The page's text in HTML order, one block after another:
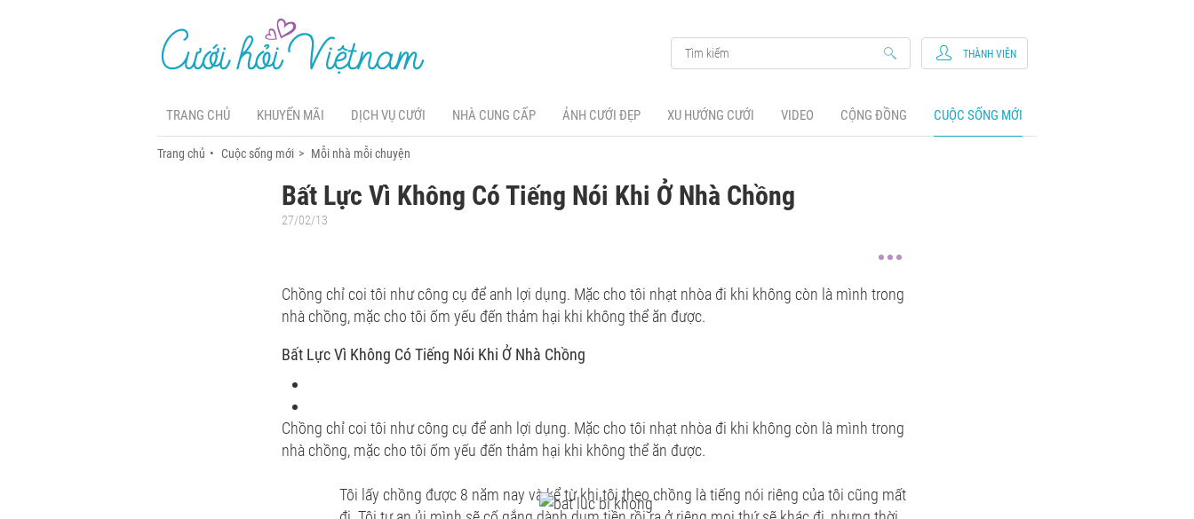
TRANG CHỦ KHUYẾN MÃI DỊCH VỤ CƯỚI NHÀ CUNG CẤP ẢNH CƯỚI ĐẸP XU HƯỚNG CƯỚI VIDEO CỘNG ĐỒNG CUỘC SỐNG MỚI
THÀNH VIÊN
Trang chủ Cuộc sống mới Mỗi nhà mỗi chuyện
Bất Lực Vì Không Có Tiếng Nói Khi Ở Nhà Chồng
27/02/13
Chồng chỉ coi tôi như công cụ để anh lợi dụng. Mặc cho tôi nhạt nhòa đi khi không còn là mình trong
nhà chồng, mặc cho tôi ốm yếu đến thảm hại khi không thể ăn được.
Bất Lực Vì Không Có Tiếng Nói Khi Ở Nhà Chồng
Chồng chỉ coi tôi như công cụ để anh lợi dụng. Mặc cho tôi nhạt nhòa đi khi không còn là mình trong
nhà chồng, mặc cho tôi ốm yếu đến thảm hại khi không thể ăn được.
Tôi lấy chồng được 8 năm nay và kể từ khi tôi theo chồng là tiếng nói riêng của tôi cũng mất